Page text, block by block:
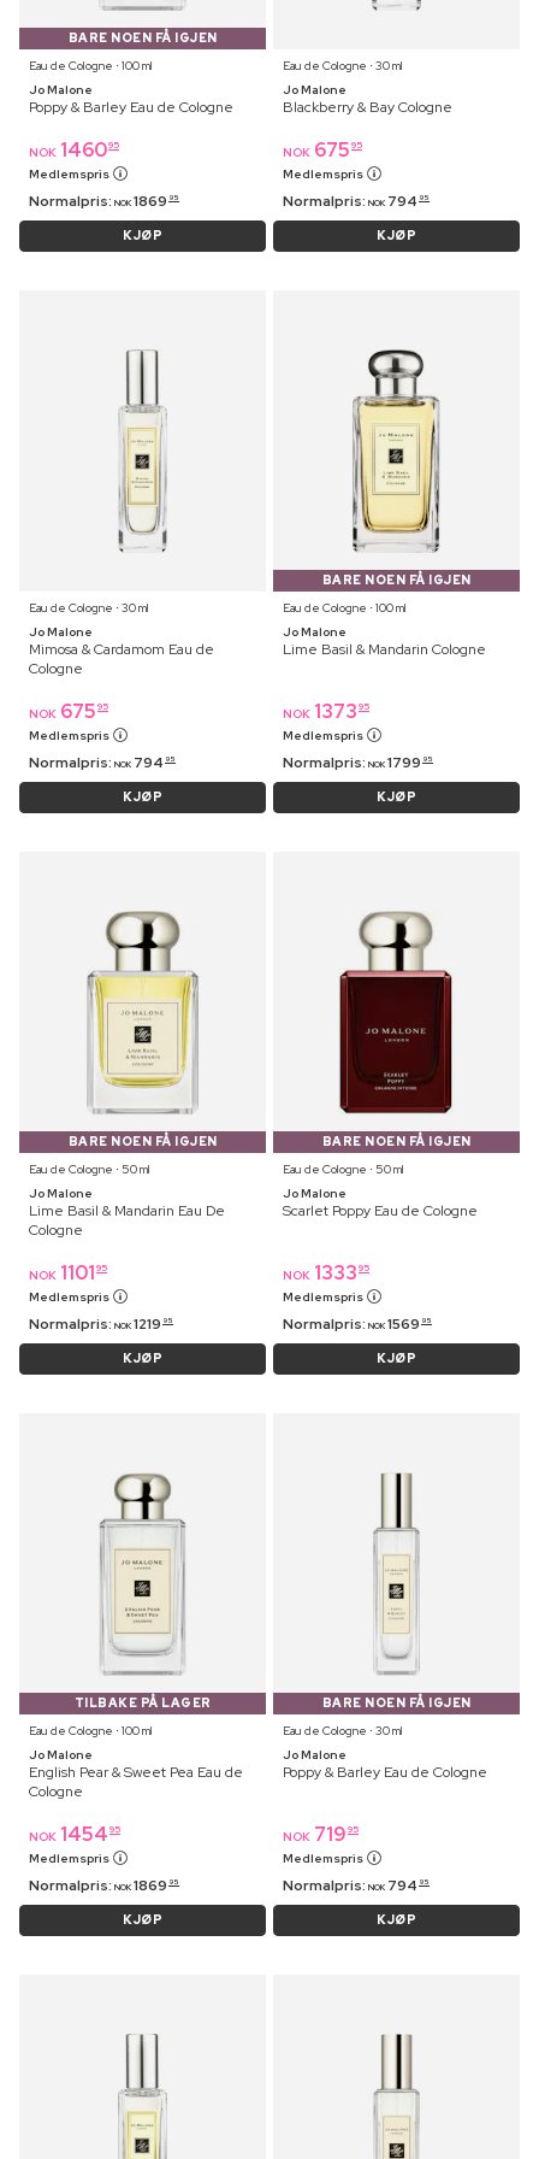
BARE NOEN FÅ IGJEN
Eau de Cologne ⋅ 100 ml
Jo Malone
Poppy & Barley Eau de Cologne
NOK 146095
Medlemspris
Normalpris: NOK 1869 95
KJØP
Eau de Cologne ⋅ 30 ml
Jo Malone
Blackberry & Bay Cologne
NOK 675 95
Medlemspris
Normalpris: NOK 794 95
KJØP
Eau de Cologne ⋅ 30 ml
Jo Malone
Mimosa & Cardamom Eau de
Cologne
NOK 675 95
Medlemspris
Normalpris: NOK 794 95
KJØP
BARE NOEN FÅ IGJEN
Eau de Cologne ⋅ 100 ml
Jo Malone
Lime Basil & Mandarin Cologne
NOK 1373 95
Medlemspris
Normalpris: NOK 1799 95
KJØP
BARE NOEN FÅ IGJEN
Eau de Cologne ⋅ 50 ml
Jo Malone
Lime Basil & Mandarin Eau De
Cologne
NOK 1101 95
Medlemspris
Normalpris: NOK 1219 95
KJØP
BARE NOEN FÅ IGJEN
Eau de Cologne ⋅ 50 ml
Jo Malone
Scarlet Poppy Eau de Cologne
NOK 1333 95
Medlemspris
Normalpris: NOK 1569 95
KJØP
TILBAKE PÅ LAGER
Eau de Cologne ⋅ 100 ml
Jo Malone
English Pear & Sweet Pea Eau de
Cologne
NOK 1454 95
Medlemspris
Normalpris: NOK 1869 95
KJØP
BARE NOEN FÅ IGJEN
Eau de Cologne ⋅ 30 ml
Jo Malone
Poppy & Barley Eau de Cologne
NOK 719 95
Medlemspris
Normalpris: NOK 794 95
KJØP